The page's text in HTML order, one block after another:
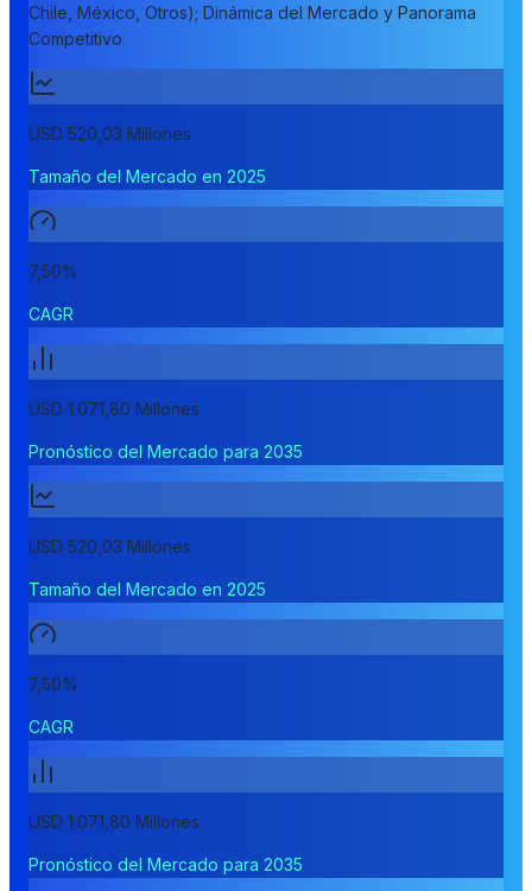
Chile, México, Otros); Dinámica del Mercado y Panorama
Competitivo
USD 520,03 Millones
Tamaño del Mercado en 2025
7,50%
CAGR
USD 1.071,80 Millones
Pronóstico del Mercado para 2035
USD 520,03 Millones
Tamaño del Mercado en 2025
7,50%
CAGR
USD 1.071,80 Millones
Pronóstico del Mercado para 2035